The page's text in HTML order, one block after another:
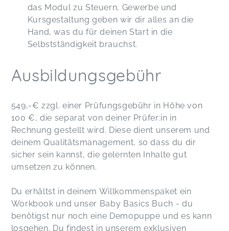
das Modul zu Steuern, Gewerbe und
Kursgestaltung geben wir dir alles an die
Hand, was du für deinen Start in die
Selbstständigkeit brauchst.
Ausbildungsgebühr
549,-€ zzgl. einer Prüfungsgebühr in Höhe von
100 €, die separat von deiner Prüfer:in in
Rechnung gestellt wird. Diese dient unserem und
deinem Qualitätsmanagement, so dass du dir
sicher sein kannst, die gelernten Inhalte gut
umsetzen zu können.
Du erhältst in deinem Willkommenspaket ein
Workbook und unser Baby Basics Buch - du
benötigst nur noch eine Demopuppe und es kann
losgehen. Du findest in unserem exklusiven